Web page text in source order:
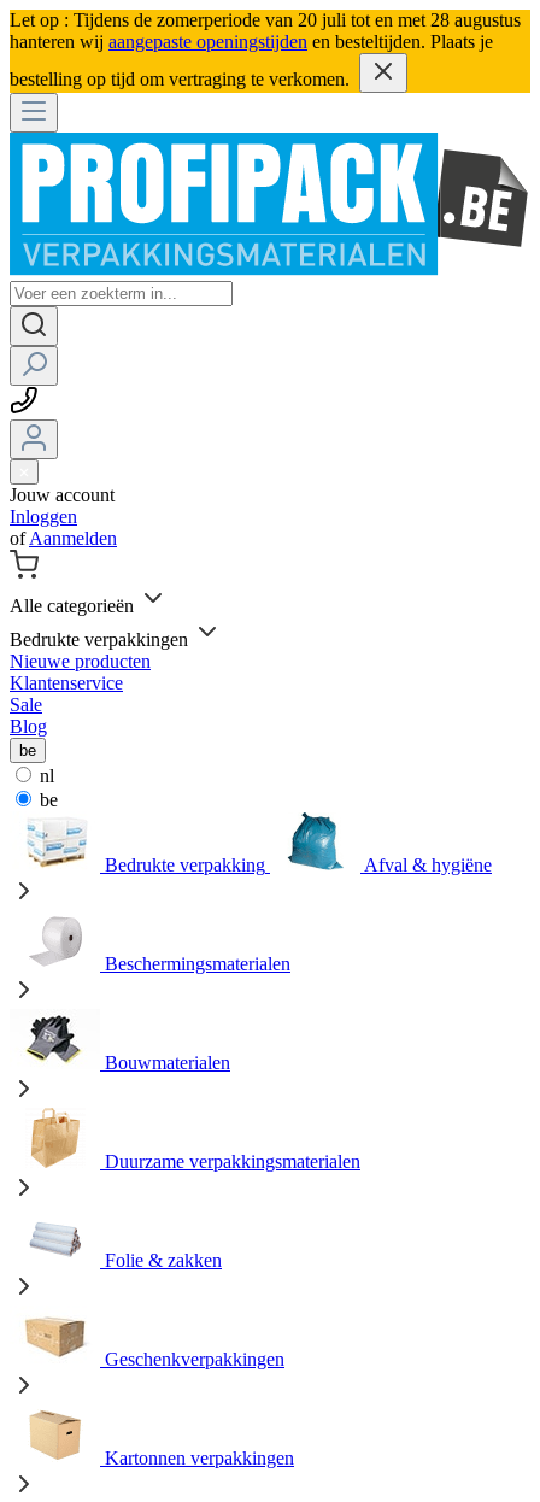
Let op : Tijdens de zomerperiode van 20 juli tot en met 28 augustus
hanteren wij aangepaste openingstijden en besteltijden. Plaats je
bestelling op tijd om vertraging te verkomen.
Jouw account
Inloggen
ofAanmelden
Alle categorieën
Bedrukte verpakkingen
Nieuwe producten
Klantenservice
Sale
Blog
be
nl
be
Bedrukte verpakking Afval & hygiëne
Beschermingsmaterialen
Bouwmaterialen
Duurzame verpakkingsmaterialen
Folie & zakken
Geschenkverpakkingen
Kartonnen verpakkingen